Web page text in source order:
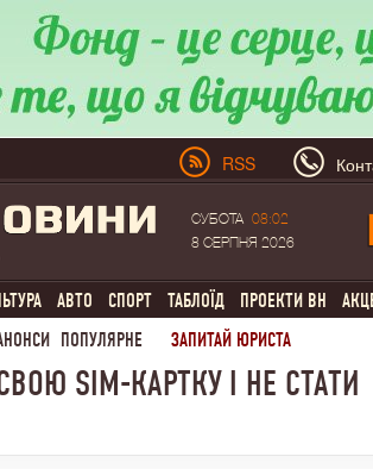
RSS
СУБОТА
08:02
8 СЕРПНЯ 2026
АВТО СПОРТ ТАБЛОЇД ПРОЕКТИ ВН
ПОПУЛЯРНЕ ЗАПИТАЙ ЮРИСТА
SIM-КАРТКУ І НЕ СТАТИ